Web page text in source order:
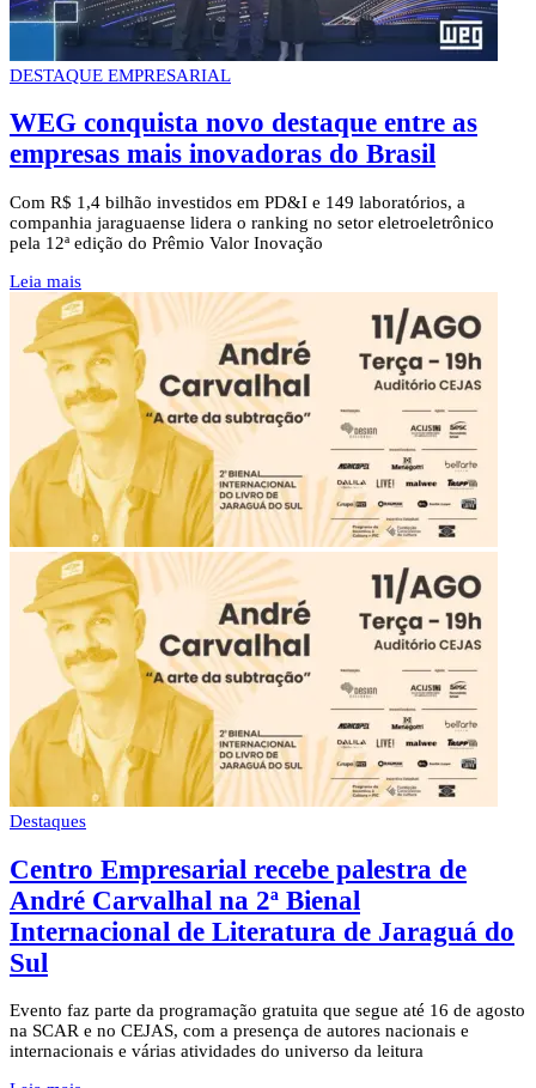
DESTAQUE EMPRESARIAL
WEG conquista novo destaque entre as
empresas mais inovadoras do Brasil
Com R$ 1,4 bilhão investidos em PD&I e 149 laboratórios, a
companhia jaraguaense lidera o ranking no setor eletroeletrônico
pela 12ª edição do Prêmio Valor Inovação
Leia mais
Destaques
Centro Empresarial recebe palestra de
André Carvalhal na 2ª Bienal
Internacional de Literatura de Jaraguá do
Sul
Evento faz parte da programação gratuita que segue até 16 de agosto
na SCAR e no CEJAS, com a presença de autores nacionais e
internacionais e várias atividades do universo da leitura